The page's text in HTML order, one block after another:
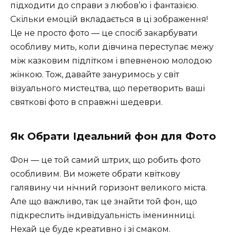
підходити до справи з любов’ю і фантазією.
Скільки емоцій вкладається в ці зображення!
Це не просто фото — це спосіб закарбувати
особливу мить, коли дівчина переступає межу
між казковим підлітком і впевненою молодою
жінкою. Тож, давайте зануримось у світ
візуального мистецтва, що перетворить ваші
святкові фото в справжні шедеври.
Як Обрати Ідеальний фон для Фото
Фон — це той самий штрих, що робить фото
особливим. Ви можете обрати квіткову
галявину чи нічний горизонт великого міста.
Але що важливо, так це знайти той фон, що
підкреслить індивідуальність іменинниці.
Нехай це буде креативно і зі смаком.